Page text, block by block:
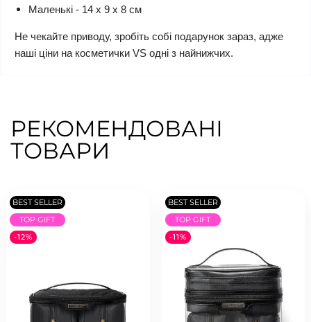
Маленькі - 14 х 9 х 8 см
Не чекайте приводу, зробіть собі подарунок зараз, адже
наші ціни на косметички VS одні з найнижчих.
РЕКОМЕНДОВАНІ
ТОВАРИ
BEST SELLER
TOP GIFT
-12%
BEST SELLER
TOP GIFT
-11%